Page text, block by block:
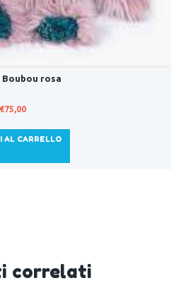
Boubou rosa
€75,00
AL CARRELLO
correlati